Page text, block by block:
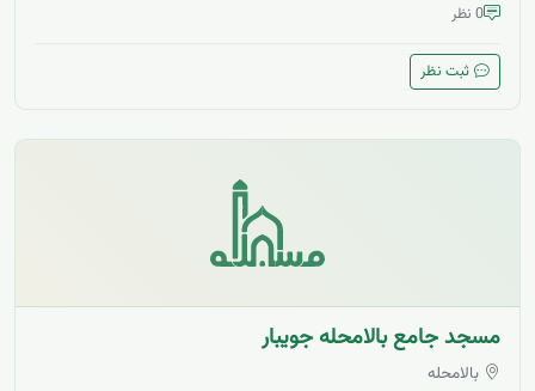
0 نظر
ثبت نظر
مسجد جامع بالامحله جویبار
بالامحله